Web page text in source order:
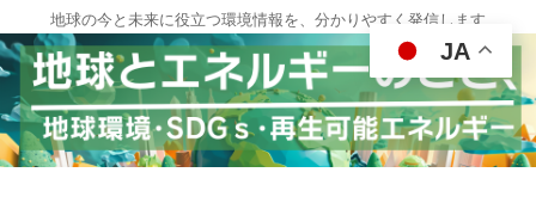
地球の今と未来に役立つ環境情報を、分かりやすく発信します
JA